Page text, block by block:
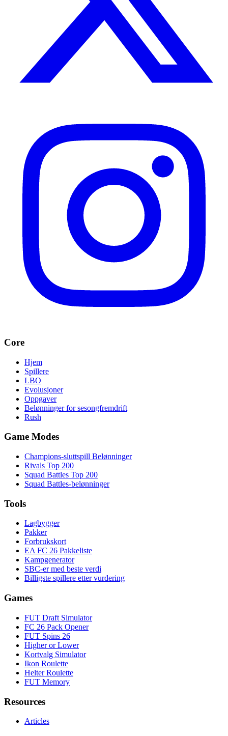
Core
Hjem
Spillere
LBO
Evolusjoner
Oppgaver
Belønninger for sesongfremdrift
Rush
Game Modes
Champions-sluttspill Belønninger
Rivals Top 200
Squad Battles Top 200
Squad Battles-belønninger
Tools
Lagbygger
Pakker
Forbrukskort
EA FC 26 Pakkeliste
Kampgenerator
SBC-er med beste verdi
Billigste spillere etter vurdering
Games
FUT Draft Simulator
FC 26 Pack Opener
FUT Spins 26
Higher or Lower
Kortvalg Simulator
Ikon Roulette
Helter Roulette
FUT Memory
Resources
Articles